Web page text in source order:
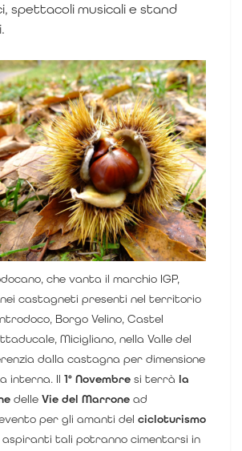
spettacoli musicali e stand
che vanta il marchio IGP,
castagneti presenti nel territorio
Borgo Velino, Castel
Micigliano, nella Valle del
dalla castagna per dimensione
interna. Il 1° Novembre si terrà la
delle Vie del Marrone ad
per gli amanti del cicloturismo
aspiranti tali potranno cimentarsi in